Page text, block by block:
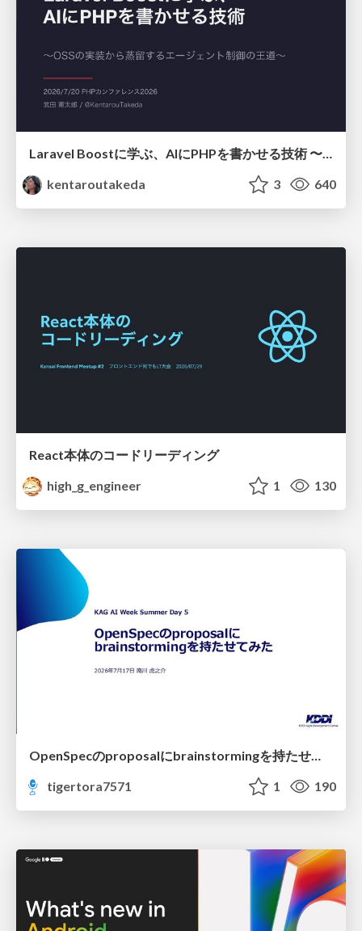
Laravel Boostに学ぶ、AIにPHPを書かせる技術 〜OSSの実装から蒸留するエージェント制御の王道〜
kentaroutakeda
3 640
React本体のコードリーディング
high_g_engineer
1 130
OpenSpecのproposalにbrainstormingを持たせてみた
tigertora7571
1 190